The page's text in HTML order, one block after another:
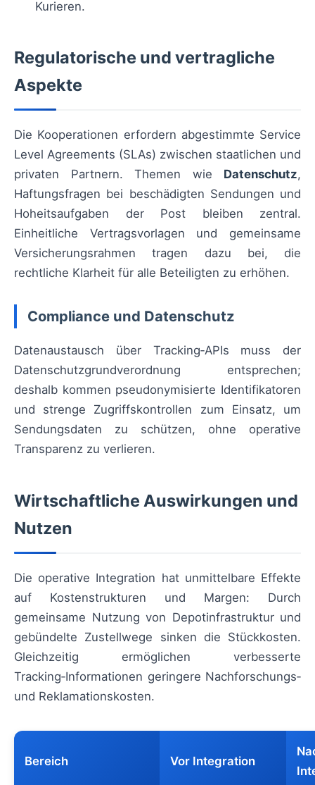
Kurieren.
Regulatorische und vertragliche
Aspekte
Die Kooperationen erfordern abgestimmte Service
Level Agreements (SLAs) zwischen staatlichen und
privaten Partnern. Themen wie Datenschutz,
Haftungsfragen bei beschädigten Sendungen und
Hoheitsaufgaben der Post bleiben zentral.
Einheitliche Vertragsvorlagen und gemeinsame
Versicherungsrahmen tragen dazu bei, die
rechtliche Klarheit für alle Beteiligten zu erhöhen.
Compliance und Datenschutz
Datenaustausch über Tracking‑APIs muss der
Datenschutzgrundverordnung entsprechen;
deshalb kommen pseudonymisierte Identifikatoren
und strenge Zugriffskontrollen zum Einsatz, um
Sendungsdaten zu schützen, ohne operative
Transparenz zu verlieren.
Wirtschaftliche Auswirkungen und
Nutzen
Die operative Integration hat unmittelbare Effekte
auf Kostenstrukturen und Margen: Durch
gemeinsame Nutzung von Depotinfrastruktur und
gebündelte Zustellwege sinken die Stückkosten.
Gleichzeitig ermöglichen verbesserte
Tracking‑Informationen geringere Nachforschungs‑
und Reklamationskosten.
Bereich Vor Integration